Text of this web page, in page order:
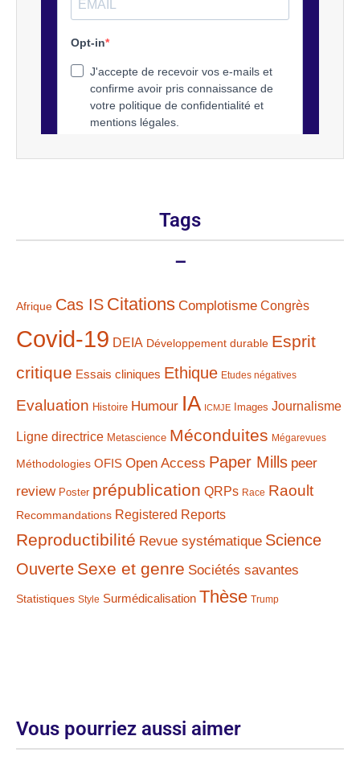
Tags
–
Afrique Cas IS Citations Complotisme Congrès
Covid-19 DEIA Développement durable Esprit
critique Essais cliniques Ethique Etudes négatives
Evaluation Histoire Humour IA ICMJE Images Journalisme
Ligne directrice Metascience Méconduites Mégarevues
Méthodologies OFIS Open Access Paper Mills peer
review Poster prépublication QRPs Race Raoult
Recommandations Registered Reports
Reproductibilité Revue systématique Science
Ouverte Sexe et genre Sociétés savantes
Statistiques Style Surmédicalisation Thèse Trump
Vous pourriez aussi aimer